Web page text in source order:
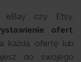
eBay czy Etsy,
ofert.
każdą ofertę lub
do swojego